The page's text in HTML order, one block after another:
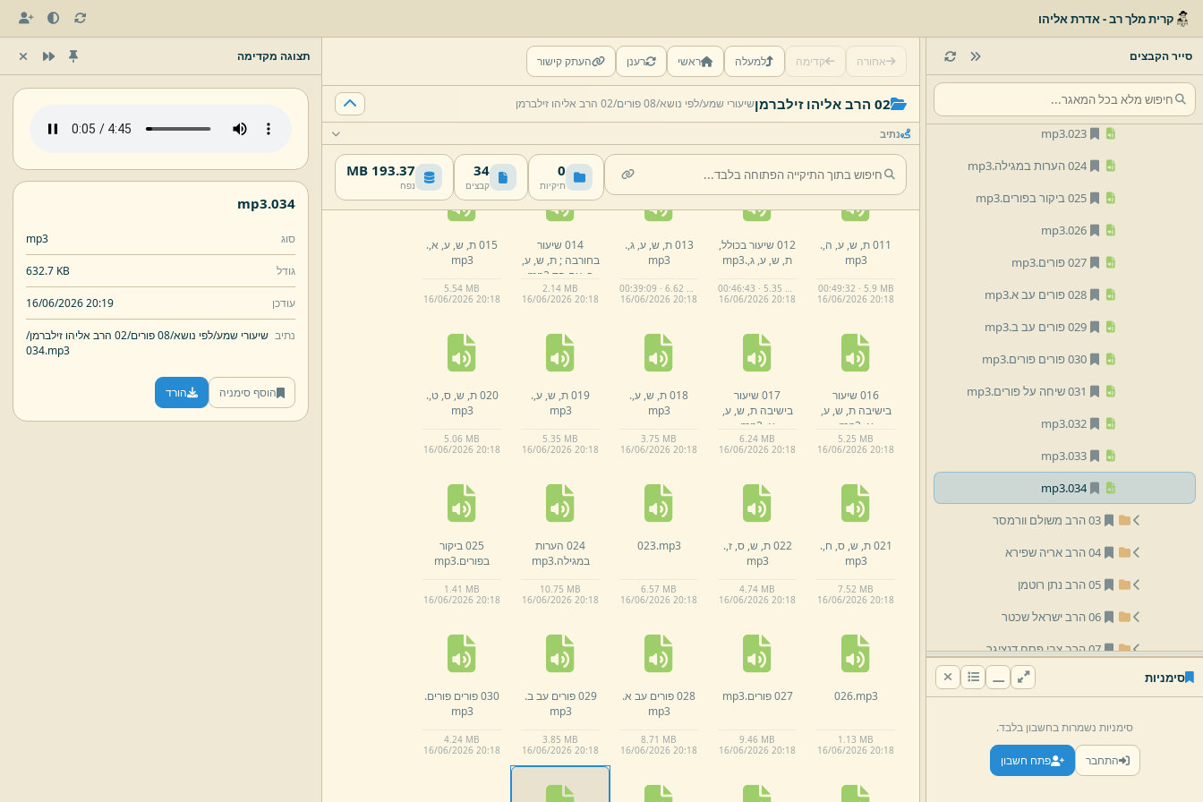
קרית מלך רב - אדרת אליהו
סייר הקבצים
020 ת,
ש,ס,ט,.
mp3
022 ת,
ש,
023.
mp3
024 הערות במגילה.
mp3
025 ביקור בפורים.
mp3
026.
mp3
027 פורים.
mp3
028 פורים עב א.
mp3
029 פורים עב ב.
mp3
030 פורים פורים.
mp3
031 שיחה על פורים.
mp3
032.
mp3
033.
mp3
034.
mp3
03 הרב משולם וורמסר
04 הרב אריה שפירא
05 הרב נתן רוטמן
06 הרב ישראל שכטר
07 הרב צבי פסח דנציגר
13 מיצד
חזרות
סימניות
סימניות נשמרות בחשבון בלבד.
התחבר פתח חשבון
אחורה קדימה למעלה ראשי רענן העתק קישור
02 הרב אליהו זילברמן שיעורי שמע/לפי נושא/08 פורים/ 02 הרב אליהו זילברמן
נתיב
0
תיקיות
34
קבצים
193.37 MB
נפח
וחולשת בין
הזמנים.mp3
00:29:11 · 3.82 MB
16/06/2026 20:18
הפור, ת,ש,ע, ג,.
mp3
16/06/2026 20:18
mp3
16/06/2026 20:18
ופורים.mp3
16/06/2026 20:18
16/06/2026 20:18
011 ת, ש, ע, ה,.
mp3
00:49:32 · 5.9 MB
16/06/2026 20:18
012 שיעור בכולל,
ת, ש, ע, ג,.
mp3
00:46:43 · 5.35 MB
16/06/2026 20:18
013 ת, ש, ע, ג,.
mp3
00:39:09 · 6.62 MB
16/06/2026 20:18
014 שיעור
בחורבה ; ת, ש, ע,
ב, עם הֶד. mp3
2.14 MB
16/06/2026 20:18
015 ת, ש, ע, א,.
mp3
5.54 MB
16/06/2026 20:18
016 שיעור
בישיבה ת, ש, ע,
א, mp3
5.25 MB
16/06/2026 20:18
017 שיעור
בישיבה ת, ש, ע,
א, mp3
6.24 MB
16/06/2026 20:18
018 ת, ש, ע,.
mp3
3.75 MB
16/06/2026 20:18
019 ת, ש, ע,.
mp3
5.35 MB
16/06/2026 20:18
020 ת, ש, ס, ט,.
mp3
5.06 MB
16/06/2026 20:18
021 ת, ש, ס, ח,.
mp3
7.52 MB
16/06/2026 20:18
022 ת, ש, ס, ז,.
mp3
4.74 MB
16/06/2026 20:18
023.mp3
6.57 MB
16/06/2026 20:18
024 הערות
במגילה.mp3
10.75 MB
16/06/2026 20:18
025 ביקור
בפורים.mp3
1.41 MB
16/06/2026 20:18
026.mp3
1.13 MB
16/06/2026 20:18
027 פורים. mp3
9.46 MB
16/06/2026 20:18
028 פורים עב א.
mp3
8.71 MB
16/06/2026 20:18
029 פורים עב ב.
mp3
3.85 MB
16/06/2026 20:18
030 פורים פורים.
mp3
4.24 MB
16/06/2026 20:18
תצוגה מקדימה
034.
mp3
סוג mp3
גודל 632.7 KB
עודכן 16/06/2026 20:19
נתיב שיעורי שמע/לפי נושא/08 פורים/
02 הרב אליהו זילברמן/
034.mp3
הוסף סימניה הורד